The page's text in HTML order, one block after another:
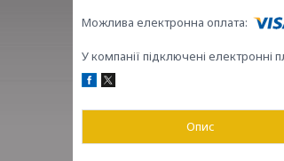
У компанії підключені
Опис